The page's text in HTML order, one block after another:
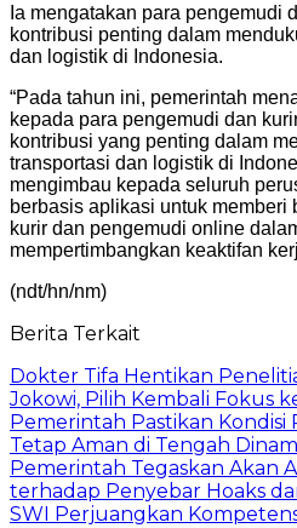
Ia mengatakan para pengemudi
kontribusi penting dalam
dan logistik di Indonesia.
“Pada tahun ini, pemerintah
kepada para pengemudi dan
kontribusi yang penting dalam
transportasi dan logistik di
mengimbau kepada seluruh
berbasis aplikasi untuk memberi
kurir dan pengemudi online
mempertimbangkan keaktifan
(ndt/hn/nm)
Berita Terkait
Dokter Tifa Hentikan
Jokowi, Pilih Kembali Fokus
Pemerintah Pastikan Kondisi
Tetap Aman di Tengah
Pemerintah Tegaskan Akan
terhadap Penyebar Hoaks
SWI Perjuangkan